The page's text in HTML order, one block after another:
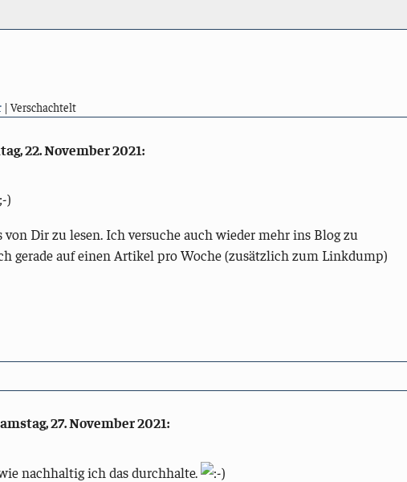
| Verschachtelt
22. November 2021:
von Dir zu lesen. Ich versuche auch wieder mehr ins Blog zu
gerade auf einen Artikel pro Woche (zusätzlich zum Linkdump)
27. November 2021:
nachhaltig ich das durchhalte.